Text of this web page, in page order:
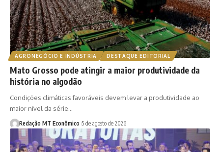
AGRONEGÓCIO E INDÚSTRIA DESTAQUE EDITORIAL
Mato Grosso pode atingir a maior produtividade da
história no algodão
Condições climáticas favoráveis devem levar a produtividade ao
maior nível da série…
Redação MT Econômico 5 de agosto de 2026